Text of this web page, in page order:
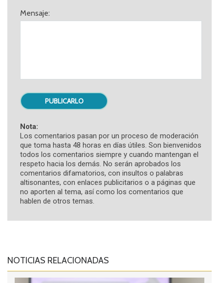
Mensaje:
Nota:
Los comentarios pasan por un proceso de moderación
que toma hasta 48 horas en días útiles. Son bienvenidos
todos los comentarios siempre y cuando mantengan el
respeto hacia los demás. No serán aprobados los
comentarios difamatorios, con insultos o palabras
altisonantes, con enlaces publicitarios o a páginas que
no aporten al tema, así como los comentarios que
hablen de otros temas.
NOTICIAS RELACIONADAS